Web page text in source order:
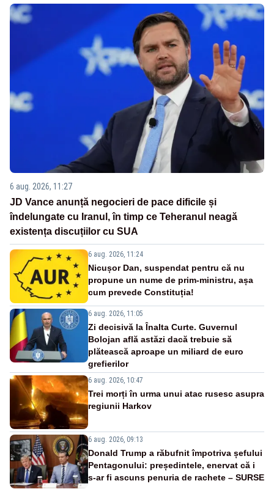
6 aug. 2026, 11:27
JD Vance anunță negocieri de pace dificile și
îndelungate cu Iranul, în timp ce Teheranul neagă
existența discuțiilor cu SUA
6 aug. 2026, 11:24
Nicușor Dan, suspendat pentru că nu
propune un nume de prim-ministru, așa
cum prevede Constituția!
6 aug. 2026, 11:05
Zi decisivă la Înalta Curte. Guvernul
Bolojan află astăzi dacă trebuie să
plătească aproape un miliard de euro
grefierilor
6 aug. 2026, 10:47
Trei morți în urma unui atac rusesc asupra
regiunii Harkov
6 aug. 2026, 09:13
Donald Trump a răbufnit împotriva șefului
Pentagonului: președintele, enervat că i
s-ar fi ascuns penuria de rachete – SURSE